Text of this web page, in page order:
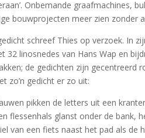
Onbemande graafmachines,
bouwprojecten meer zien zonder
schreef Thies op verzoek. In
32 linosnedes van Hans Wap en
de gedichten zijn
zo’n gedicht er zo uit:
pikken de letters uit een
flessenhals glanst onder de bank,
van een fiets naast het pad als de